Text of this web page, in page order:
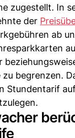
zugestellt. In
der
ab
begrenzen.
Stundentarif